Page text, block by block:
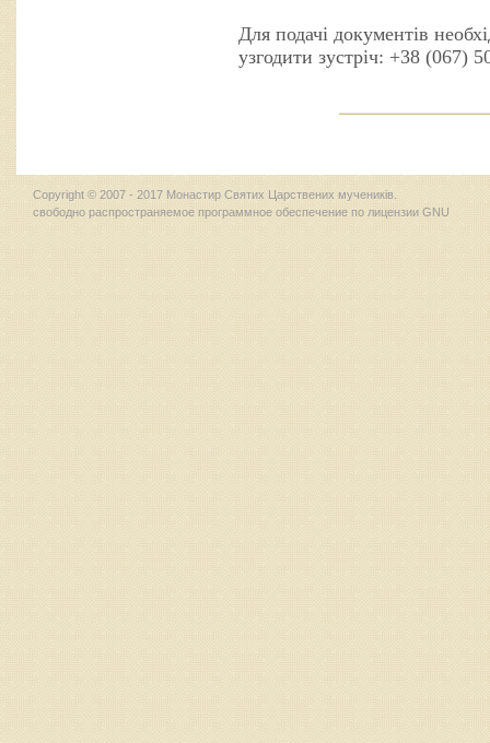
Для подачі документів
узгодити зустріч: +38 (067)
Copyright © 2007 - 2017 Монастир Святих Царствених мучеників.
свободно распространяемое программное обеспечение по лицензии GNU